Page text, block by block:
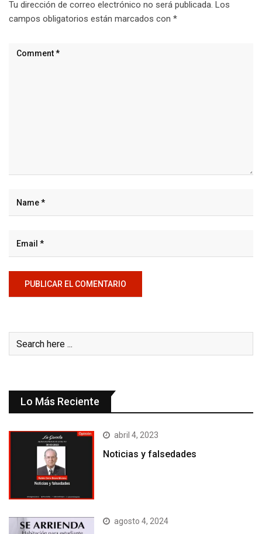
Tu dirección de correo electrónico no será publicada. Los
campos obligatorios están marcados con *
Lo Más Reciente
abril 4, 2023
Noticias y falsedades
agosto 4, 2024